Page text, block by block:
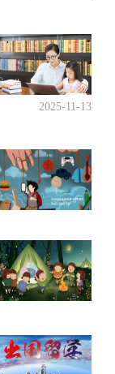
2025-11-13